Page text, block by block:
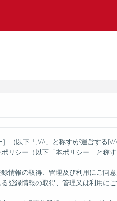
以下「JVA」と称す)が運営する
リシー（以下「本ポリシー」と称
情報の取得、管理及び利用にご同
録情報の取得、管理又は利用にご